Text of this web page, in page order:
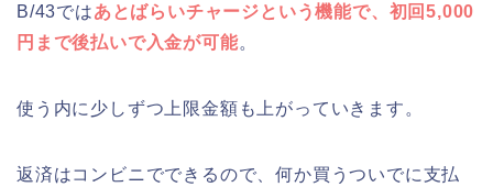
B/43ではあとばらいチャージという機能で、初回5,000
円まで後払いで入金が可能。
使う内に少しずつ上限金額も上がっていきます。
返済はコンビニでできるので、何か買うついでに支払